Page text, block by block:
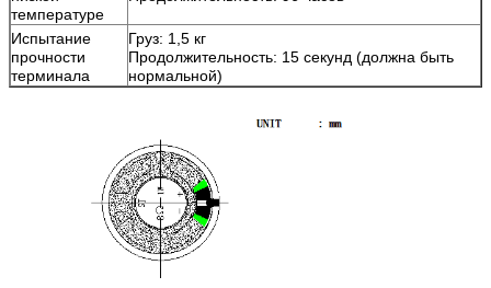
температуре
Испытание
прочности
терминала
Груз: 1,5 кг
Продолжительность: 15 секунд (должна быть
нормальной)